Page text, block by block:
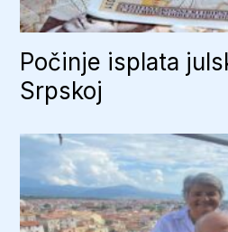
Počinje isplata
Srpskoj